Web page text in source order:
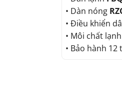
• Dàn nóng
• Điều khiển
• Môi chất
• Bảo hành